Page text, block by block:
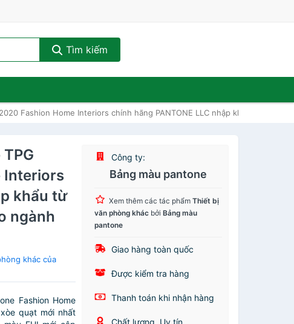
Tìm kiếm
Fashion Home Interiors chính hãng PANTONE LLC nhập khẩu từ USA
Interiors
khẩu từ
ngành
khác của
Fashion Home
quạt mới nhất
Công ty:
Bảng màu pantone
Xem thêm các tác phẩmThiết bị
văn phòng khác bởiBảng màu
pantone
Giao hàng toàn quốc
Được kiểm tra hàng
Thanh toán khi nhận hàng
Chất lượng, Uy tín